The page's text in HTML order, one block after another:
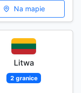
Na mapie
Litwa
2 granice